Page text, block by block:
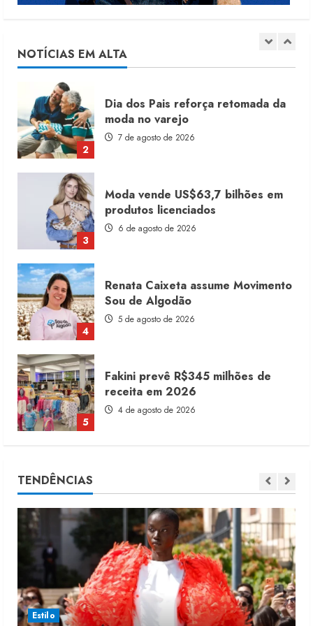
NOTÍCIAS EM ALTA
1
Alto Giro prevê 28 novas franquias
2
Dia dos Pais reforça retomada da
moda no varejo
7 de agosto de 2026
3
Moda vende US$63,7 bilhões em
produtos licenciados
4
Sou de Algodão
5 de agosto de 2026
5
Fakini prevê R$345 milhões de
receita em 2026
10 de agosto de 2026
2
Dia dos Pais reforça retomada da
moda no varejo
7 de agosto de 2026
TENDÊNCIAS
Estilo